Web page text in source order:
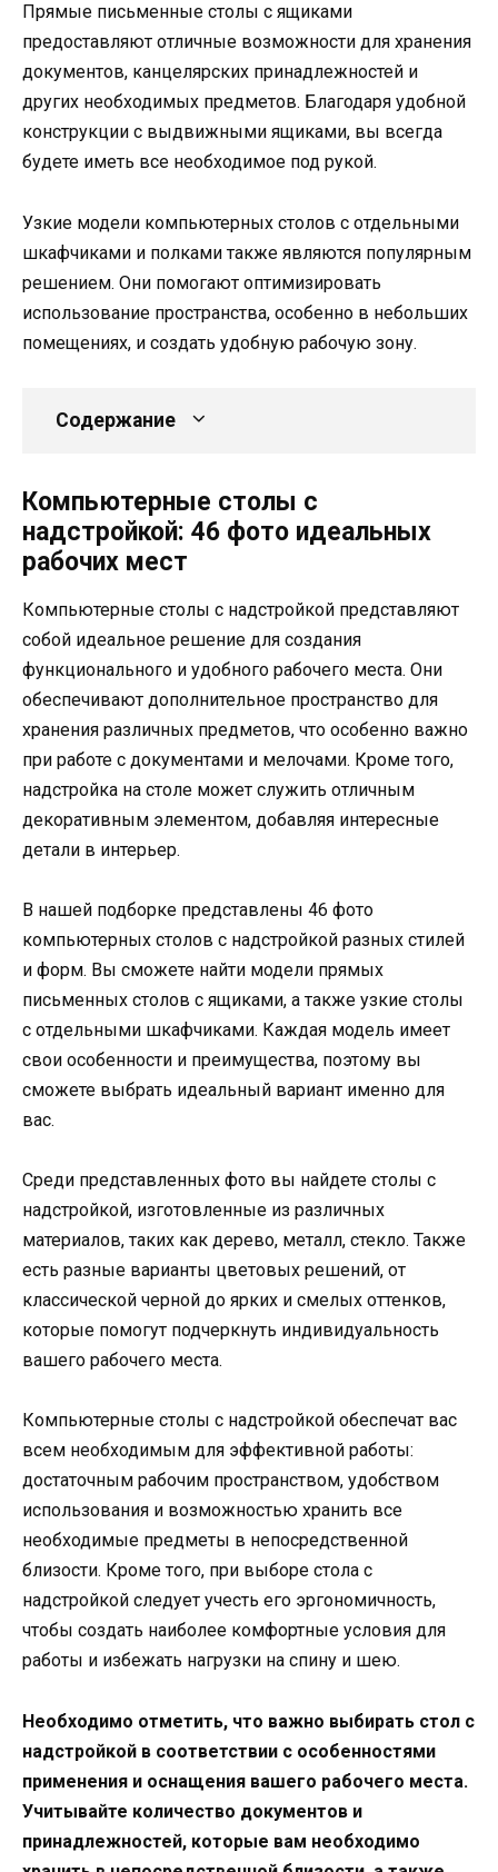
Прямые письменные столы с ящиками
предоставляют отличные возможности для хранения
документов, канцелярских принадлежностей и
других необходимых предметов. Благодаря удобной
конструкции с выдвижными ящиками, вы всегда
будете иметь все необходимое под рукой.
Узкие модели компьютерных столов с отдельными
шкафчиками и полками также являются популярным
решением. Они помогают оптимизировать
использование пространства, особенно в небольших
помещениях, и создать удобную рабочую зону.
Содержание
Компьютерные столы с
надстройкой: 46 фото идеальных
рабочих мест
Компьютерные столы с надстройкой представляют
собой идеальное решение для создания
функционального и удобного рабочего места. Они
обеспечивают дополнительное пространство для
хранения различных предметов, что особенно важно
при работе с документами и мелочами. Кроме того,
надстройка на столе может служить отличным
декоративным элементом, добавляя интересные
детали в интерьер.
В нашей подборке представлены 46 фото
компьютерных столов с надстройкой разных стилей
и форм. Вы сможете найти модели прямых
письменных столов с ящиками, а также узкие столы
с отдельными шкафчиками. Каждая модель имеет
свои особенности и преимущества, поэтому вы
сможете выбрать идеальный вариант именно для
вас.
Среди представленных фото вы найдете столы с
надстройкой, изготовленные из различных
материалов, таких как дерево, металл, стекло. Также
есть разные варианты цветовых решений, от
классической черной до ярких и смелых оттенков,
которые помогут подчеркнуть индивидуальность
вашего рабочего места.
Компьютерные столы с надстройкой обеспечат вас
всем необходимым для эффективной работы:
достаточным рабочим пространством, удобством
использования и возможностью хранить все
необходимые предметы в непосредственной
близости. Кроме того, при выборе стола с
надстройкой следует учесть его эргономичность,
чтобы создать наиболее комфортные условия для
работы и избежать нагрузки на спину и шею.
Необходимо отметить, что важно выбирать стол с
надстройкой в соответствии с особенностями
применения и оснащения вашего рабочего места.
Учитывайте количество документов и
принадлежностей, которые вам необходимо